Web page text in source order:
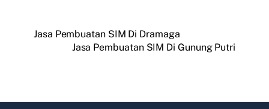
Jasa Pembuatan SIM Di Dramaga
Jasa Pembuatan SIM Di Gunung Putri